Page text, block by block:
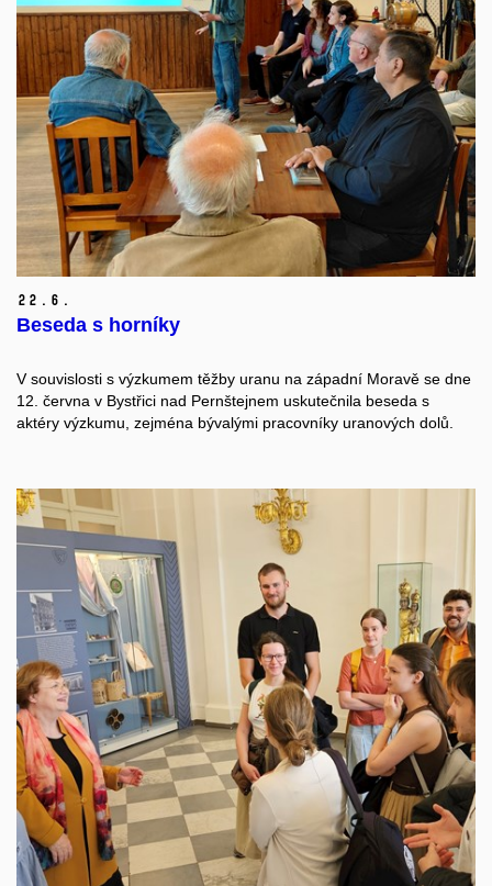
22. 6.
Beseda s horníky
V souvislosti s výzkumem těžby uranu na západní Moravě se dne
12. června v Bystřici nad Pernštejnem uskutečnila beseda s
aktéry výzkumu, zejména bývalými pracovníky uranových dolů.